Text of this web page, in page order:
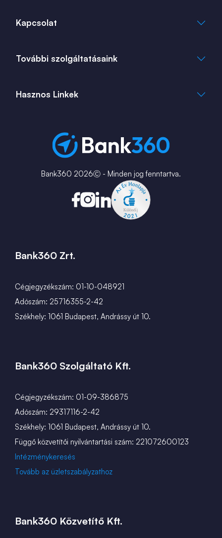
Általános Szerződési Feltételek
Kapcsolat
info@bank360.hu
További szolgáltatásaink
bank360.hu
Hasznos Linkek
Bérkalkulátor
MNB Alkalmazások
Bank360 2026Ⓒ - Minden jog fenntartva.
Bank360 Zrt.
Cégjegyzékszám: 01-10-048921
Adószám: 25716355-2-42
Székhely: 1061 Budapest, Andrássy út 10.
Bank360 Szolgáltató Kft.
Cégjegyzékszám: 01-09-386875
Adószám: 29317116-2-42
Székhely: 1061 Budapest, Andrássy út 10.
Függő közvetítői nyilvántartási szám: 221072600123
Intézménykeresés
Tovább az üzletszabályzathoz
Bank360 Közvetítő Kft.